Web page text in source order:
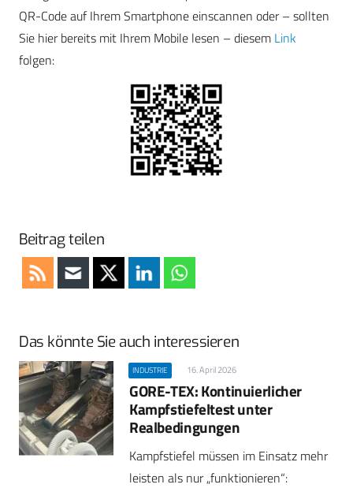
QR-Code auf Ihrem Smartphone einscannen oder – sollten
Sie hier bereits mit Ihrem Mobile lesen – diesem Link
folgen:
Beitrag teilen
Das könnte Sie auch interessieren
INDUSTRIE 16. April 2026
GORE-TEX: Kontinuierlicher
Kampfstiefeltest unter
Realbedingungen
Kampfstiefel müssen im Einsatz mehr
leisten als nur „funktionieren“: